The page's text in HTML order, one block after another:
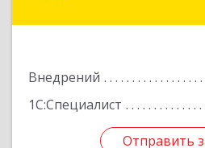
Внедрений
1С:Специалист
Отправить
Отправить